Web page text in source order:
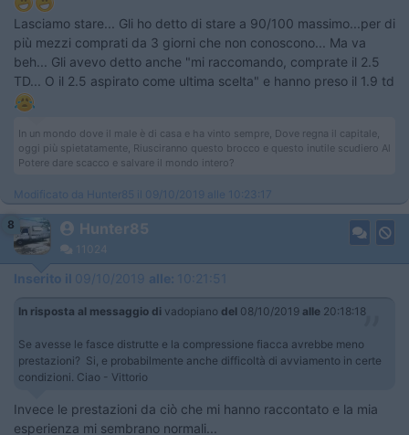
Lasciamo stare... Gli ho detto di stare a 90/100 massimo...per di
più mezzi comprati da 3 giorni che non conoscono... Ma va
beh... Gli avevo detto anche "mi raccomando, comprate il 2.5
TD... O il 2.5 aspirato come ultima scelta" e hanno preso il 1.9 td
In un mondo dove il male è di casa e ha vinto sempre, Dove regna il capitale,
oggi più spietatamente, Riusciranno questo brocco e questo inutile scudiero Al
Potere dare scacco e salvare il mondo intero?
Modificato da Hunter85 il 09/10/2019 alle 10:23:17
8 Hunter85
11024
Inserito il 09/10/2019 alle: 10:21:51
In risposta al messaggio di vadopiano del 08/10/2019 alle 20:18:18
Se avesse le fasce distrutte e la compressione fiacca avrebbe meno
prestazioni? Si, e probabilmente anche difficoltà di avviamento in certe
condizioni. Ciao - Vittorio
Invece le prestazioni da ciò che mi hanno raccontato e la mia
esperienza mi sembrano normali...